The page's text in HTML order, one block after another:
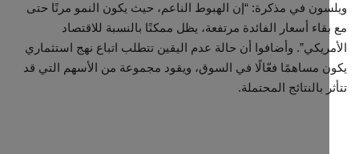
في مذكرة: “إن الهبوط الناعم، حيث يكون النمو مرنًا حتى
أسعار الفائدة مرتفعة، يظل ممكنًا بالنسبة للاقتصاد
وأضافوا أن حالة عدم اليقين تتطلب اتباع نهج استثماري
مساهمًا فعّالًا في السوق، ويقود مجموعة من الأسهم التي قد
بالنتائج المحتملة.